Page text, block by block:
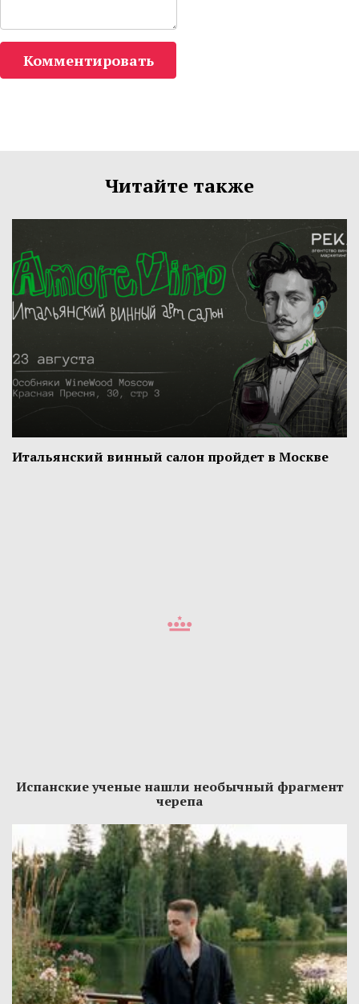
Комментировать
Читайте также
Итальянский винный салон пройдет в Москве
Испанские ученые нашли необычный фрагмент
черепа